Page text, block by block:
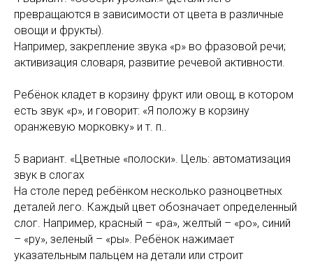
превращаются в зависимости от цвета в различные
овощи и фрукты).
Например, закрепление звука «р» во фразовой речи;
активизация словаря, развитие речевой активности.
Ребёнок кладет в корзину фрукт или овощ, в котором
есть звук «р», и говорит: «Я положу в корзину
оранжевую морковку» и т. п..
5 вариант. «Цветные «полоски». Цель: автоматизация
звук в слогах
На столе перед ребёнком несколько разноцветных
деталей лего. Каждый цвет обозначает определенный
слог. Например, красный – «ра», желтый – «ро», синий
– «ру», зеленый – «ры». Ребёнок нажимает
указательным пальцем на детали или строит